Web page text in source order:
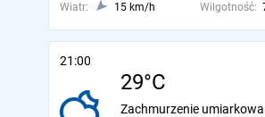
Wiatr:
15 km/h Wilgotność:
21:00
29°C
Zachmurzenie